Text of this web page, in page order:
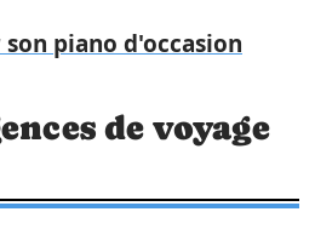
piano d'occasion
de voyage